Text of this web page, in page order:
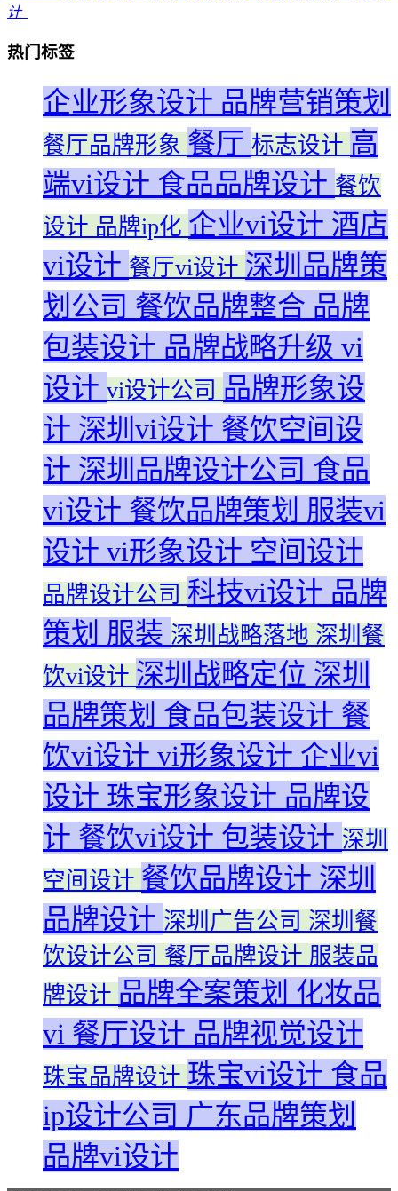
计
热门标签
企业形象设计 品牌营销策划
餐厅品牌形象 餐厅 标志设计 高
端vi设计 食品品牌设计 餐饮
设计 品牌ip化 企业vi设计 酒店
vi设计 餐厅vi设计 深圳品牌策
划公司 餐饮品牌整合 品牌
包装设计 品牌战略升级 vi
设计 vi设计公司 品牌形象设
计 深圳vi设计 餐饮空间设
计 深圳品牌设计公司 食品
vi设计 餐饮品牌策划 服装vi
设计 vi形象设计 空间设计
品牌设计公司 科技vi设计 品牌
策划 服装 深圳战略落地 深圳餐
饮vi设计 深圳战略定位 深圳
品牌策划 食品包装设计 餐
饮vi设计 vi形象设计 企业vi
设计 珠宝形象设计 品牌设
计 餐饮vi设计 包装设计 深圳
空间设计 餐饮品牌设计 深圳
品牌设计 深圳广告公司 深圳餐
饮设计公司 餐厅品牌设计 服装品
牌设计 品牌全案策划 化妆品
vi 餐厅设计 品牌视觉设计
珠宝品牌设计 珠宝vi设计 食品
ip设计公司 广东品牌策划
品牌vi设计